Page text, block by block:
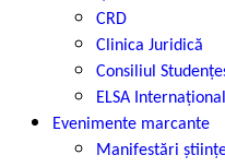
CRD
Clinica Juridică
Consiliul
ELSA Internațional
Evenimente marcante
Manifestări